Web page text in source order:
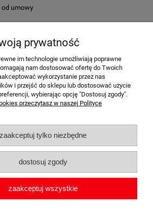
od umowy
najlepszy motoryzacyjny klub zakupowy. Mamy
jakości. Zapraszamy każdego fana
- motoryzacja to nasze hobby!
prywatność
im technologie umożliwiają poprawne
nam dostosować ofertę do Twoich
wykorzystanie przez nas
i przejść do sklepu lub dostosować użycie
wybierając opcję "Dostosuj zgody".
przeczytasz w naszej Polityce
zaakceptuj tylko niezbędne
dostosuj zgody
zaakceptuj wszystkie